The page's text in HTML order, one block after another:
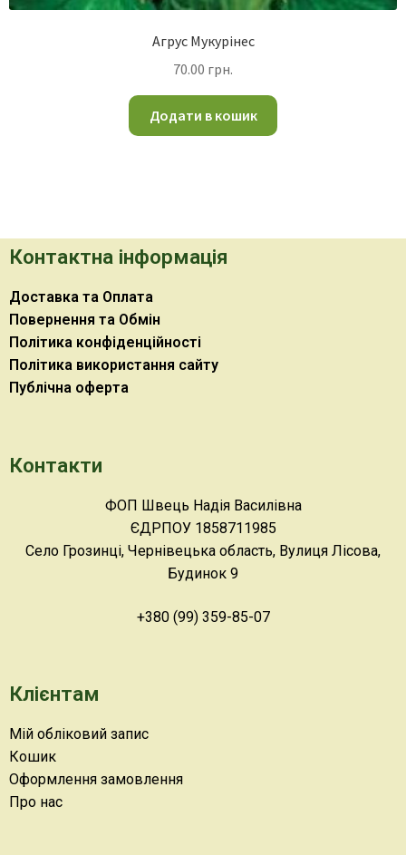
Агрус Мукурінес
70.00 грн.
Додати в кошик
Контактна інформація
Доставка та Оплата
Повернення та Обмін
Політика конфіденційності
Політика використання сайту
Публічна оферта
Контакти
ФОП Швець Надія Василівна
ЄДРПОУ 1858711985
Село Грозинці, Чернівецька область, Вулиця Лісова,
Будинок 9
+380 (99) 359-85-07
Клієнтам
Мій обліковий запис
Кошик
Оформлення замовлення
Про нас